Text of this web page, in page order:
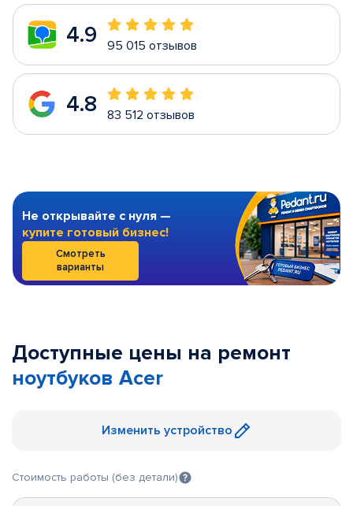
4.9 95 015 отзывов
4.8 83 512 отзывов
Не открывайте с нуля —
купите готовый бизнес!
Смотреть
варианты
Доступные цены на ремонт
ноутбуков Acer
Изменить устройство
Стоимость работы (без детали)